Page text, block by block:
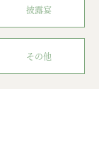
披露宴
その他